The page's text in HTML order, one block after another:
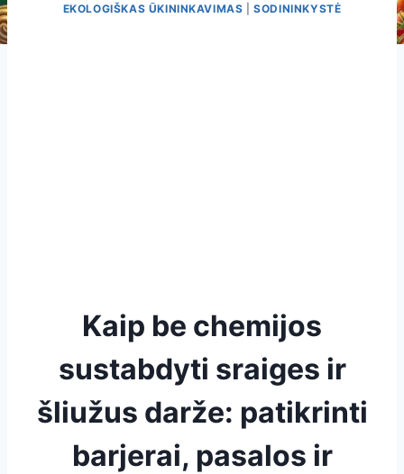
EKOLOGIŠKAS ŪKININKAVIMAS |SODININKYSTĖ
Kaip be chemijos
sustabdyti sraiges ir
šliužus darže: patikrinti
barjerai, pasalos ir